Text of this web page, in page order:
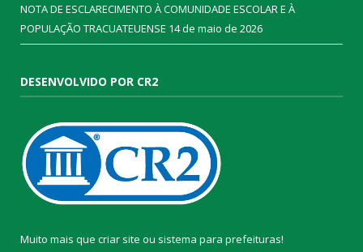
NOTA DE ESCLARECIMENTO À COMUNIDADE ESCOLAR E À
POPULAÇÃO TRACUATEUENSE 14 de maio de 2026
DESENVOLVIDO POR CR2
Muito mais que criar site ou sistema para prefeituras!